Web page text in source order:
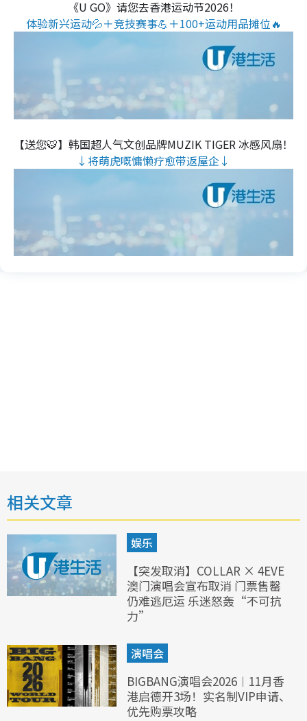
《U GO》请您去香港运动节2026！
体验新兴运动💦＋竞技赛事💪＋100+运动用品摊位🔥
【送您🐯】韩国超人气文创品牌MUZIK TIGER 冰感风扇！
↓将萌虎嘅慵懒疗愈带返屋企↓
相关文章
娱乐
【突发取消】COLLAR × 4EVE
澳门演唱会宣布取消 门票售罄
仍难逃厄运 乐迷怒轰“不可抗
力”
演唱会
BIGBANG演唱会2026︱11月香
港启德开3场！实名制VIP申请、
优先购票攻略